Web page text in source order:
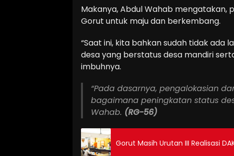
Makanya, Abdul Wahab mengatakan,
Gorut untuk maju dan berkembang.
“Saat ini, kita bahkan sudah tidak ada
desa yang berstatus desa mandiri
imbuhnya.
“Pada dasarnya, pengalokasian
bagaimana peningkatan status
Wahab. (RG-56)
Gorut Masih Urutan III Realisasi